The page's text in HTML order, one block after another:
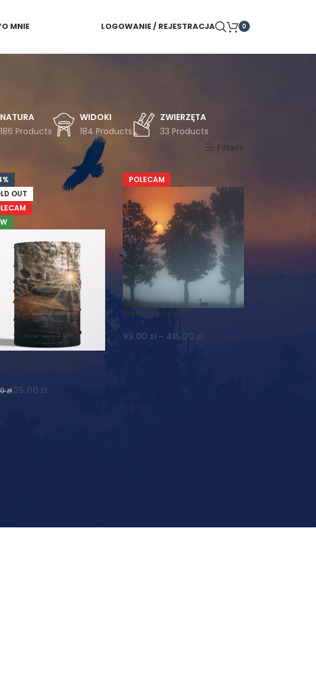
O MNIE LOGOWANIE / REJESTRACJA 0
NATURA
186 Products
WIDOKI
184 Products
ZWIERZĘTA
33 Products
Pokaż 9 Filters
OUT
Wielofunkcyjna
Skalna Czaszka
zł 25.00 zł
POLECAM
Sarna o poranku
99.00 zł – 415.00 zł